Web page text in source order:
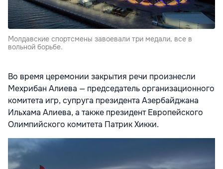
Молдавские спортсмены завоевали три медали, все в
вольной борьбе.
Во время церемонии закрытия речи произнесли
Мехрибан Алиева — председатель организационного
комитета игр, супруга президента Азербайджана
Ильхама Алиева, а также президент Европейского
Олимпийского комитета Патрик Хикки.